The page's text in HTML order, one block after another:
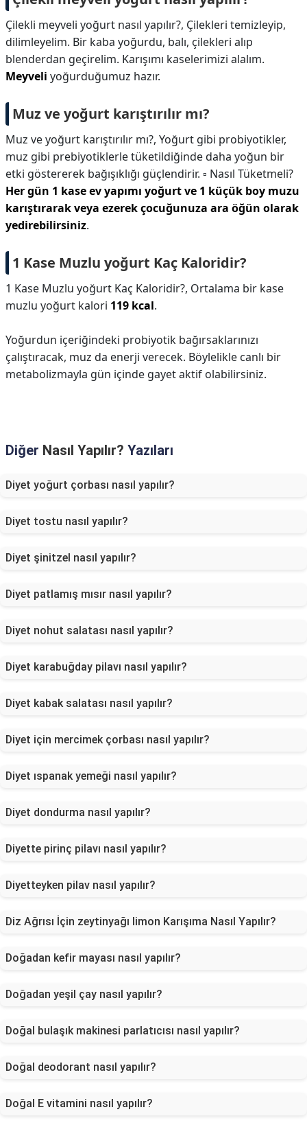
Çilekli meyveli yoğurt nasıl yapılır?, Çilekleri temizleyip,
dilimleyelim. Bir kaba yoğurdu, balı, çilekleri alıp
blenderdan geçirelim. Karışımı kaselerimizi alalım.
Meyveli yoğurduğumuz hazır.
Muz ve yoğurt karıştırılır mı?
Muz ve yoğurt karıştırılır mı?, Yoğurt gibi probiyotikler,
muz gibi prebiyotiklerle tüketildiğinde daha yoğun bir
etki göstererek bağışıklığı güçlendirir. ▫ Nasıl Tüketmeli?
Her gün 1 kase ev yapımı yoğurt ve 1 küçük boy muzu
karıştırarak veya ezerek çocuğunuza ara öğün olarak
yedirebilirsiniz.
1 Kase Muzlu yoğurt Kaç Kaloridir?
1 Kase Muzlu yoğurt Kaç Kaloridir?, Ortalama bir kase
muzlu yoğurt kalori 119 kcal.
Yoğurdun içeriğindeki probiyotik bağırsaklarınızı
çalıştıracak, muz da enerji verecek. Böylelikle canlı bir
metabolizmayla gün içinde gayet aktif olabilirsiniz.
Diğer Nasıl Yapılır? Yazıları
Diyet yoğurt çorbası nasıl yapılır?
Diyet tostu nasıl yapılır?
Diyet şinitzel nasıl yapılır?
Diyet patlamış mısır nasıl yapılır?
Diyet nohut salatası nasıl yapılır?
Diyet karabuğday pilavı nasıl yapılır?
Diyet kabak salatası nasıl yapılır?
Diyet için mercimek çorbası nasıl yapılır?
Diyet ıspanak yemeği nasıl yapılır?
Diyet dondurma nasıl yapılır?
Diyette pirinç pilavı nasıl yapılır?
Diyetteyken pilav nasıl yapılır?
Diz Ağrısı İçin zeytinyağı limon Karışıma Nasıl Yapılır?
Doğadan kefir mayası nasıl yapılır?
Doğadan yeşil çay nasıl yapılır?
Doğal bulaşık makinesi parlatıcısı nasıl yapılır?
Doğal deodorant nasıl yapılır?
Doğal E vitamini nasıl yapılır?